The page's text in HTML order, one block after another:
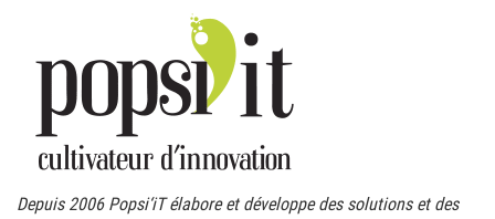
Depuis 2006 Popsi‘iTélabore et développe des solutions et des